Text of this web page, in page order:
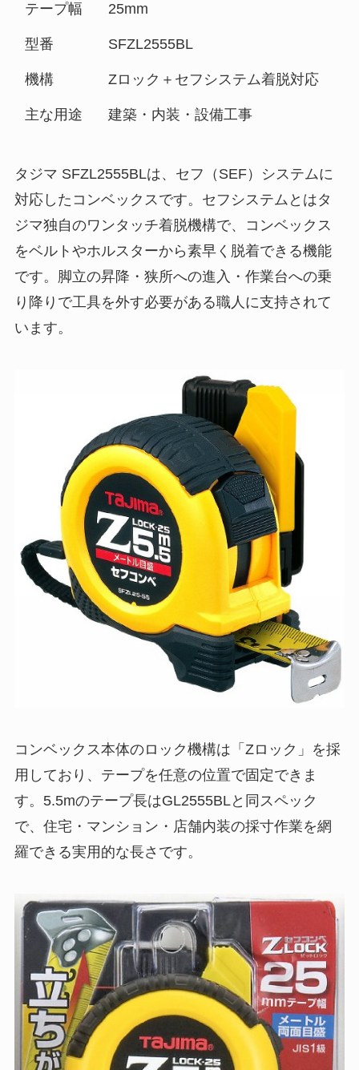
テープ幅 25mm
型番 SFZL2555BL
機構 Zロック＋セフシステム着脱対応
主な用途 建築・内装・設備工事
タジマ SFZL2555BLは、セフ（SEF）システムに
対応したコンベックスです。セフシステムとはタ
ジマ独自のワンタッチ着脱機構で、コンベックス
をベルトやホルスターから素早く脱着できる機能
です。脚立の昇降・狭所への進入・作業台への乗
り降りで工具を外す必要がある職人に支持されて
います。
コンベックス本体のロック機構は「Zロック」を採
用しており、テープを任意の位置で固定できま
す。5.5mのテープ長はGL2555BLと同スペック
で、住宅・マンション・店舗内装の採寸作業を網
羅できる実用的な長さです。